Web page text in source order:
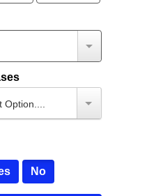
Option....
No